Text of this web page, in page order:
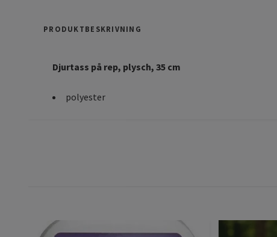
PRODUKTBESKRIVNING
Djurtass på rep, plysch, 35 cm
polyester